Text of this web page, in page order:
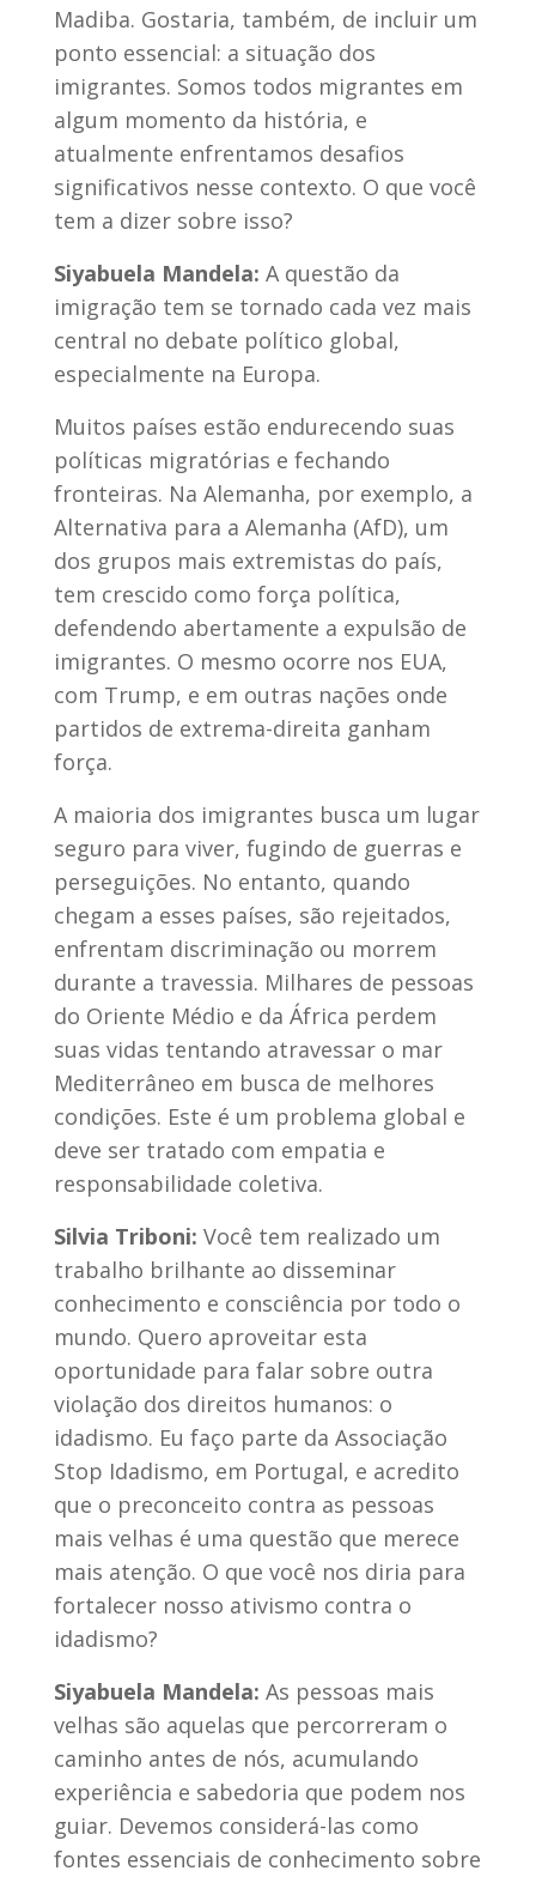
Madiba. Gostaria, também, de incluir um
ponto essencial: a situação dos
imigrantes. Somos todos migrantes em
algum momento da história, e
atualmente enfrentamos desafios
significativos nesse contexto. O que você
tem a dizer sobre isso?
Siyabuela Mandela: A questão da
imigração tem se tornado cada vez mais
central no debate político global,
especialmente na Europa.
Muitos países estão endurecendo suas
políticas migratórias e fechando
fronteiras. Na Alemanha, por exemplo, a
Alternativa para a Alemanha (AfD), um
dos grupos mais extremistas do país,
tem crescido como força política,
defendendo abertamente a expulsão de
imigrantes. O mesmo ocorre nos EUA,
com Trump, e em outras nações onde
partidos de extrema-direita ganham
força.
A maioria dos imigrantes busca um lugar
seguro para viver, fugindo de guerras e
perseguições. No entanto, quando
chegam a esses países, são rejeitados,
enfrentam discriminação ou morrem
durante a travessia. Milhares de pessoas
do Oriente Médio e da África perdem
suas vidas tentando atravessar o mar
Mediterrâneo em busca de melhores
condições. Este é um problema global e
deve ser tratado com empatia e
responsabilidade coletiva.
Silvia Triboni: Você tem realizado um
trabalho brilhante ao disseminar
conhecimento e consciência por todo o
mundo. Quero aproveitar esta
oportunidade para falar sobre outra
violação dos direitos humanos: o
idadismo. Eu faço parte da Associação
Stop Idadismo, em Portugal, e acredito
que o preconceito contra as pessoas
mais velhas é uma questão que merece
mais atenção. O que você nos diria para
fortalecer nosso ativismo contra o
idadismo?
Siyabuela Mandela: As pessoas mais
velhas são aquelas que percorreram o
caminho antes de nós, acumulando
experiência e sabedoria que podem nos
guiar. Devemos considerá-las como
fontes essenciais de conhecimento sobre